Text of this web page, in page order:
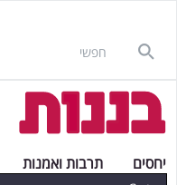
יחסים תרבות ואמנות